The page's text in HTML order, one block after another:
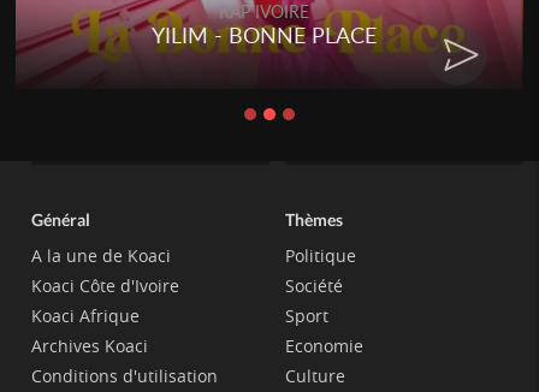
RAP IVOIRE
RENARD BARAKISSA - DOS
CHAT
Général
A la une de Koaci
Koaci Côte d'Ivoire
Koaci Afrique
Archives Koaci
Conditions d'utilisation
Thèmes
Politique
Société
Sport
Economie
Culture